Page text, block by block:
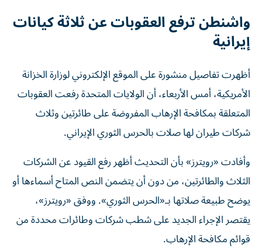
واشنطن ترفع العقوبات عن ثلاثة كيانات
إيرانية
أظهرت تفاصيل منشورة ‌على الموقع الإلكتروني ‌لوزارة ‌الخزانة
الأمريكية، أمس الأربعاء، أن الولايات المتحدة رفعت العقوبات
المتعلقة بمكافحة ‌الإرهاب المفروضة على طائرتين وثلاث
شركات طيران ‌لها ‌صلات بالحرس ‌الثوري الإيراني.
وأفادت «رويترز» بأن التحديث أظهر رفع القيود عن الشركات
الثلاث والطائرتين، من دون أن يتضمن النص المتاح أسماءها أو
يوضح طبيعة صلاتها بـ«الحرس الثوري». ووفق «رويترز»،
يقتصر الإجراء الجديد على شطب شركات وطائرات محددة من
قوائم مكافحة الإرهاب.